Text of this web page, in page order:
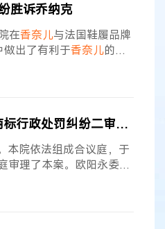
Secret）时装
（Karlie Kloss
胜诉乔纳克
在香奈儿与法国鞋履品牌
做出了有利于香奈儿的裁
年的案件。 这场纠
和黑色双色露跟鞋和凉
惑，并让乔纳克从奢侈品
欧阳*与市场监管局商标行政处罚纠纷二审行政判决书
本院依法组成合议庭，于
审理了本案。欧阳永委托
局委托诉讼代理人桂*
案现已审理终结。 一审